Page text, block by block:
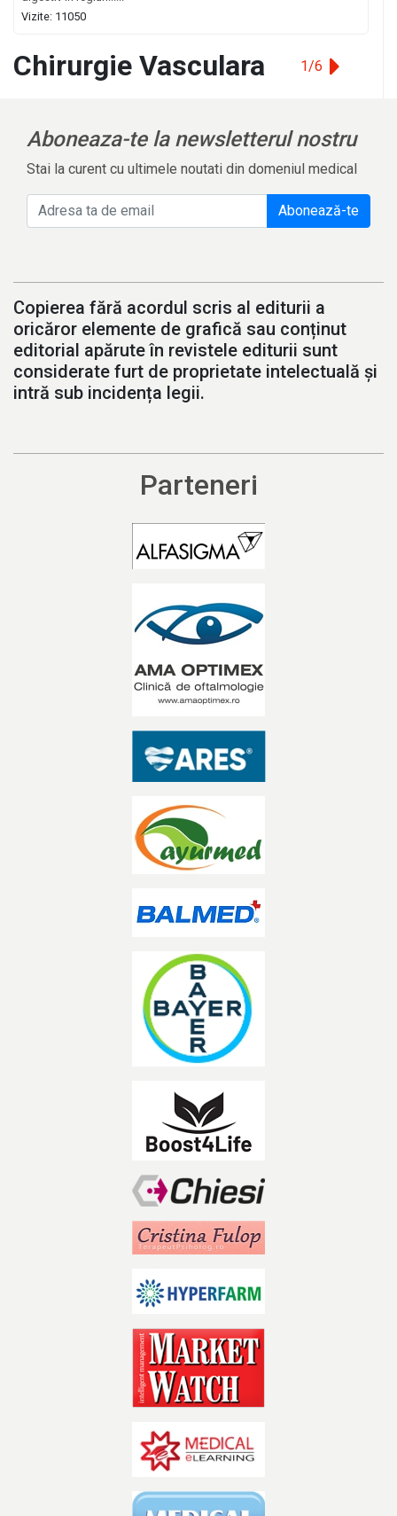
Vizite: 11050
Chirurgie Vasculara 1/6
Aboneaza-te la newsletterul nostru
Stai la curent cu ultimele noutati din domeniul medical
Abonează-te
Copierea fără acordul scris al editurii a
oricăror elemente de grafică sau conținut
editorial apărute în revistele editurii sunt
considerate furt de proprietate intelectuală și
intră sub incidența legii.
Parteneri